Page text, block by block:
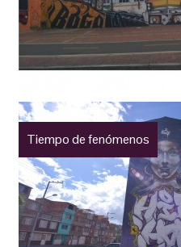
Tiempo de fenómenos